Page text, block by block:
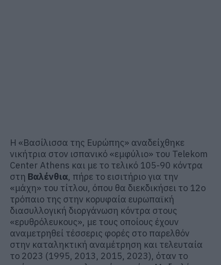
Η «Βασίλισσα της Ευρώπης» αναδείχθηκε
νικήτρια στον ισπανικό «εμφύλιο» του Telekom
Center Athens και με το τελικό 105-90 κόντρα
στη Βαλένθια, πήρε το εισιτήριο για την
«μάχη» του τίτλου, όπου θα διεκδικήσει το 12ο
τρόπαιο της στην κορυφαία ευρωπαϊκή
διασυλλογική διοργάνωση κόντρα στους
«ερυθρόλευκους», με τους οποίους έχουν
αναμετρηθεί τέσσερις φορές στο παρελθόν
στην καταληκτική αναμέτρηση και τελευταία
το 2023 (1995, 2013, 2015, 2023), όταν το